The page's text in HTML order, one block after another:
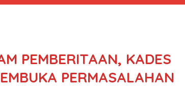
PEMBERITAAN, KADES
PERMASALAHAN